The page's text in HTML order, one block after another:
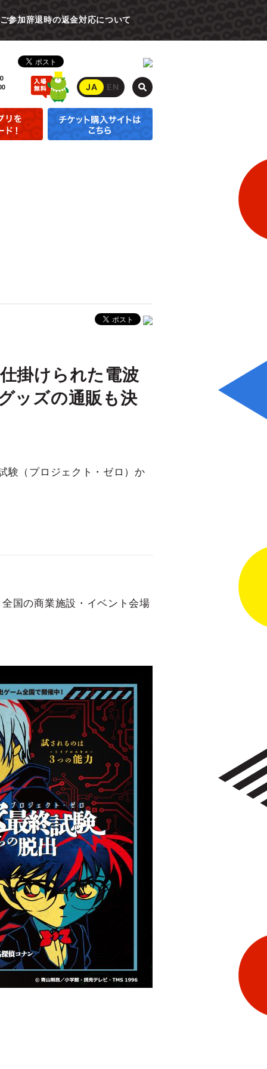
参加辞退時の返金対応について
JA EN
掛けられた電波
ッズの通販も決
験（プロジェクト・ゼロ）か
国の商業施設・イベント会場